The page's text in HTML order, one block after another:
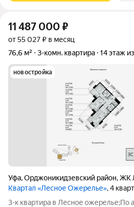
11 487 000 ₽
от 55 027 ₽ в месяц
76,6 м²
3-комн. квартира 14 этаж
новостройка
Уфа,Орджоникидзевский район,ЖК
Квартал «Лесное Ожерелье», 4
3-к квартира в Лесное ожерелье;По